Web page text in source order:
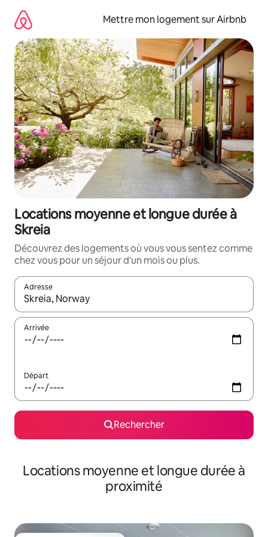
directement
contenu
Mettre mon logement sur Airbnb
Locations moyenne et longue durée à
Skreia
Découvrez des logements où vous vous sentez comme
chez vous pour un séjour d'un mois ou plus.
Adresse
Lorsque les résultats s'affichent, utilisez les flèches vers le
Arrivée
Départ
Rechercher
Locations moyenne et longue durée à
proximité